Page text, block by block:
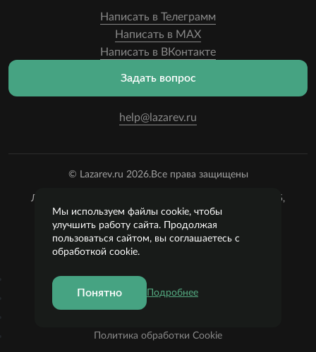
Написать в Телеграмм
Написать в MAX
Написать в ВКонтакте
help@lazarev.ru
Задать вопрос
© Lazarev.ru 2026.Все права защищены
Лазарев Сергей Николаевич (ИП) ИНН: 782570100635,
ОГРНИП:
314784729300600, Р/С: 40802810102570002043,
Банк: ОАО "АЛЬФА-БАНК" БИК: 044525593, К/С:
30101810200000000593
Пользовательское соглашение
Политика конфиденциальности
Политика обработки Cookie
Мы используем файлы cookie, чтобы
улучшить работу сайта. Продолжая
пользоваться сайтом, вы соглашаетесь с
обработкой cookie.
Понятно Подробнее